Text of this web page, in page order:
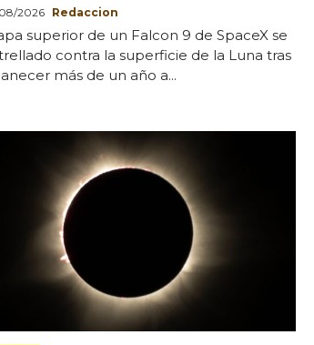
2026 Redaccion
superior de un Falcon 9 de SpaceX se
contra la superficie de la Luna tras
más de un año a...